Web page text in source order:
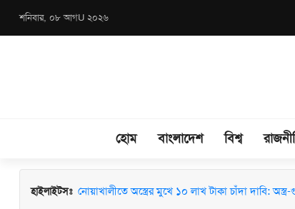
শনিবার, ০৮ আগU ২০২৬
হোম বাংলাদেশ বিশ্ব
হাইলাইটসঃ
নোয়াখালীতে অস্ত্রের মুখে ১০ লাখ টাকা চাঁদা দাবি: অস্ত্র-
মাধবপুরে জশনে জুলুস ও ঈদে মিলাদুন্নবী (সা.) উদযাপনে